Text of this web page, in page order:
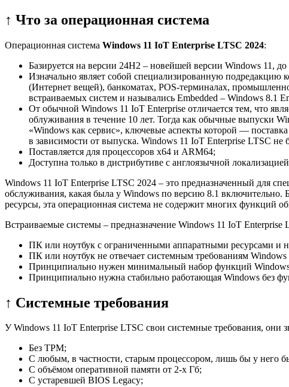
↑ Что за операционная система
Операционная система Windows 11 IoT Enterprise LTSC 2024:
Базируется на версии 24H2 – новейшей версии Windows 11,
Изначально являет собой специализированную подредакцию
(Интернет вещей), банкоматах, POS-терминалах,
встраиваемых систем и назывались Embedded – Windows 8.1
От обычной Windows 11 IoT Enterprise отличается тем, что
облуживания в течение 10 лет. Тогда как обычные выпуски
«Windows как сервис», ключевые аспекты которой —
в зависимости от выпуска. Windows 11 IoT Enterprise LTSC не
Поставляется для процессоров x64 и ARM64;
Доступна только в дистрибутиве с англоязычной
Windows 11 IoT Enterprise LTSC 2024 – это предназначенный для
обслуживания, какая была у Windows по версию 8.1
ресурсы, эта операционная система не содержит многих функций
Встраиваемые системы – предназначение Windows 11 IoT
ПК или ноутбук с ограниченными аппаратными ресурсами и
ПК или ноутбук не отвечает системным требованиям
Принципиально нужен минимальный набор функций
Принципиально нужна стабильно работающая Windows без
↑ Системные требования
У Windows 11 IoT Enterprise LTSC свои системные требования,
Без TPM;
С любым, в частности, старым процессором, лишь бы у него
С объёмом оперативной памяти от 2-х Гб;
С устаревшей BIOS Legacy;